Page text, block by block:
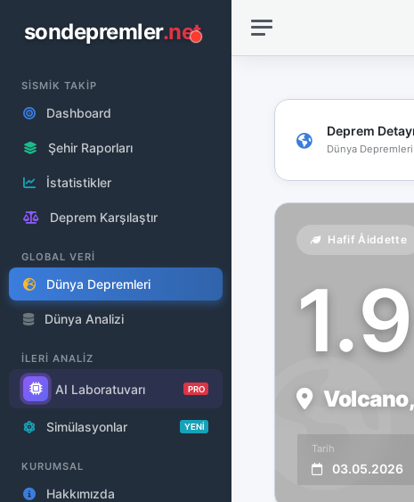
sondepremler.net
SİSMİK TAKİP
Dashboard
Şehir Raporları
İstatistikler
Deprem Karşılaştır
GLOBAL VERİ
Dünya Depremleri
Dünya Analizi
İLERİ ANALİZ
AI Laboratuvarı PRO
Simülasyonlar YENİ
KURUMSAL
Hakkımızda
Deprem Detayı
Dünya Depremleri
Hafif Åiddette
Tarih
03.05.2026